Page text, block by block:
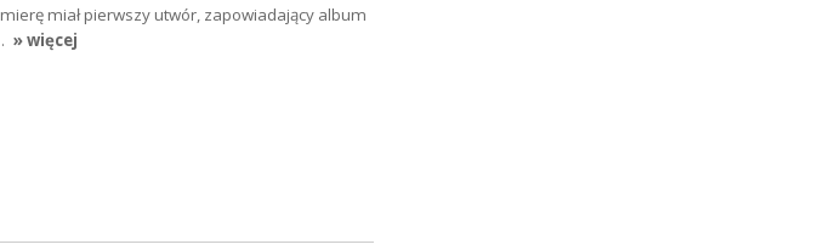
miał pierwszy utwór, zapowiadający album
» więcej